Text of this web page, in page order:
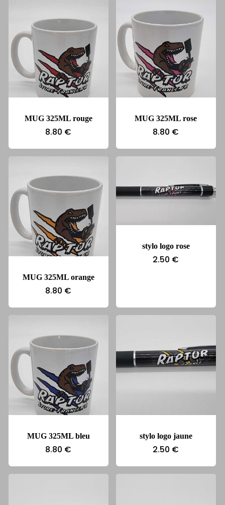
MUG 325ML rouge
8.80 €
MUG 325ML rose
8.80 €
MUG 325ML orange
8.80 €
stylo logo rose
2.50 €
MUG 325ML bleu
8.80 €
stylo logo jaune
2.50 €